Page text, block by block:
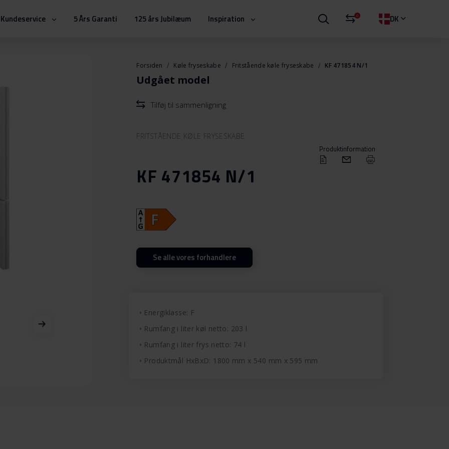
Kundeservice 5 Års Garanti 125 års Jubilæum Inspiration 0 DK
Forsiden Køle fryseskabe Fritstående køle fryseskabe KF 471854 N/1
Udgået model
Tilføj til sammenligning
FRITSTÅENDE KØLE FRYSESKABE
Produktinformation
KF 471854 N/1
Se alle vores forhandlere
Energiklasse: F
Rumfang i liter køl netto: 203 l
Rumfang i liter frys netto: 74 l
Produktmål HxBxD: 1800 mm x 540 mm x 595 mm